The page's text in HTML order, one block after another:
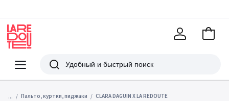
Меню
Redoute
Поиск
В
... Пальто, куртки, пиджаки CLARA DAGUIN X LA REDOUTE